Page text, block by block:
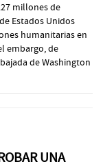
millones de
Estados Unidos
humanitarias en
embargo, de
de Washington
UNA